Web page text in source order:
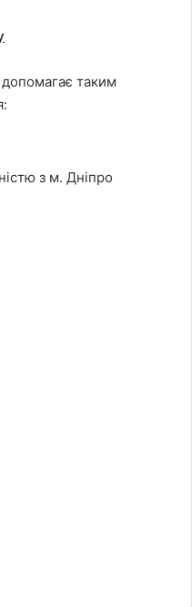
допомагає таким
з м. Дніпро